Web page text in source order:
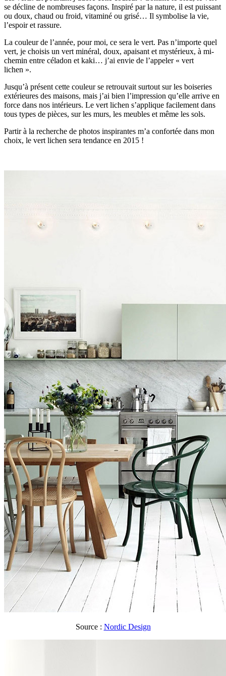
se décline de nombreuses façons. Inspiré par la nature, il est puissant
ou doux, chaud ou froid, vitaminé ou grisé… Il symbolise la vie,
l’espoir et rassure.
La couleur de l’année, pour moi, ce sera le vert. Pas n’importe quel
vert, je choisis un vert minéral, doux, apaisant et mystérieux, à mi-
chemin entre céladon et kaki… j’ai envie de l’appeler « vert
lichen ».
Jusqu’à présent cette couleur se retrouvait surtout sur les boiseries
extérieures des maisons, mais j’ai bien l’impression qu’elle arrive en
force dans nos intérieurs. Le vert lichen s’applique facilement dans
tous types de pièces, sur les murs, les meubles et même les sols.
Partir à la recherche de photos inspirantes m’a confortée dans mon
choix, le vert lichen sera tendance en 2015 !
Source : Nordic Design